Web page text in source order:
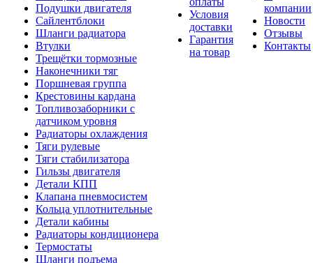
Подушки двигателя
Сайлентблоки
Шланги радиатора
Втулки
Трещётки тормозные
Наконечники тяг
Поршневая группа
Крестовины кардана
Топливозаборники с
датчиком уровня
Радиаторы охлаждения
Тяги рулевые
Тяги стабилизатора
Гильзы двигателя
Детали КПП
Клапана пневмосистем
Кольца уплотнительные
Детали кабины
Радиаторы кондиционера
Термостаты
Шланги подъема
Условия
доставки
Гарантия
на товар
компании
Новости
Отзывы
Контакты